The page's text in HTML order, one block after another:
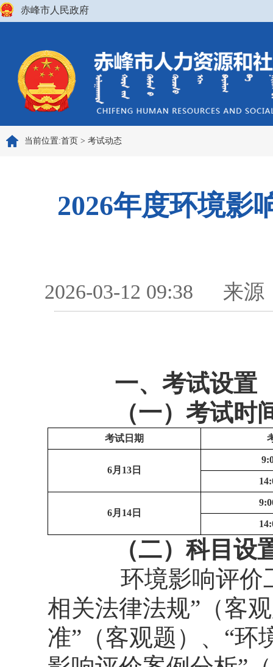
赤峰市人民政府
当前位置:首页 > 考试动态
2026年度环境影
2026-03-12 09:38 来源
一、 考试设置
（一）考试时
考试日期
6月13日
6月14日
（二）科目设置
环境影响评价
相关法律法规”（客
准”（客观题）、“环